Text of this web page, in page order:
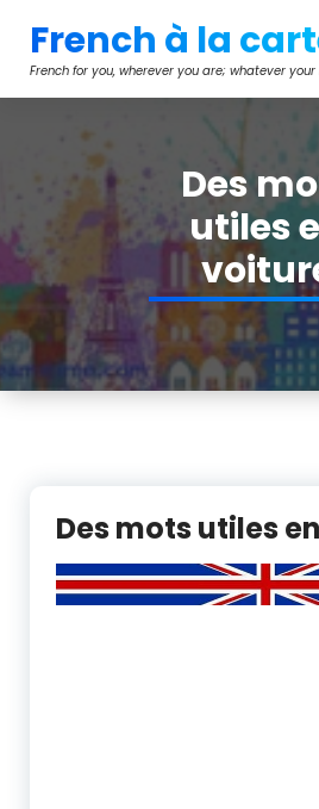
contenu
French à la
French for you, wherever you are; whatever your
Des
utiles
Des mots utiles